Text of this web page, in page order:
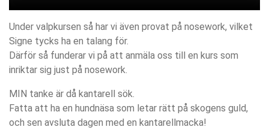
Under valpkursen så har vi även provat på nosework, vilket
Signe tycks ha en talang för.
Därför så funderar vi på att anmäla oss till en kurs som
inriktar sig just på nosework.
MIN tanke är då kantarell sök.
Fatta att ha en hundnäsa som letar rätt på skogens guld,
och sen avsluta dagen med en kantarellmacka!